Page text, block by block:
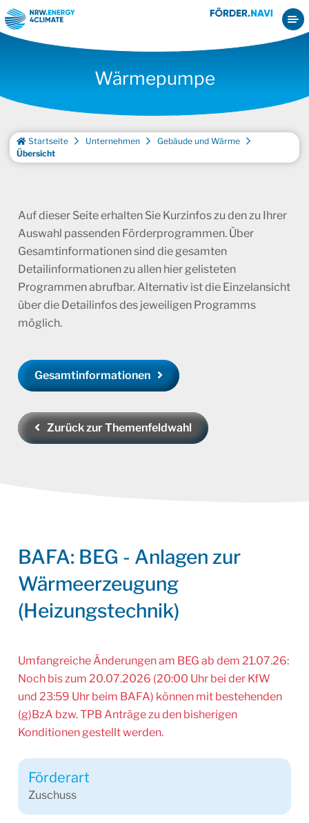
Wärmepumpe
Startseite Unternehmen
Gebäude und Wärme
Übersicht
Auf dieser Seite erhalten Sie Kurzinfos zu den zu Ihrer
Auswahl passenden Förderprogrammen. Über
Gesamtinformationen sind die gesamten
Detailinformationen zu allen hier gelisteten
Programmen abrufbar. Alternativ ist die Einzelansicht
über die Detailinfos des jeweiligen Programms
möglich.
Gesamtinformationen
Zurück zur Themenfeldwahl
BAFA: BEG - Anlagen zur
Wärmeerzeugung
(Heizungstechnik)
Umfangreiche Änderungen am BEG ab dem 21.07.26:
Noch bis zum 20.07.2026 (20:00 Uhr bei der KfW
und 23:59 Uhr beim BAFA) können mit bestehenden
(g)BzA bzw. TPB Anträge zu den bisherigen
Konditionen gestellt werden.
Förderart
Zuschuss